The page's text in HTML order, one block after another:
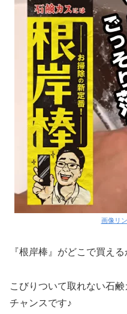
画像リ
『根岸棒』がどこで買え
こびりついて取れない石
チャンスです♪